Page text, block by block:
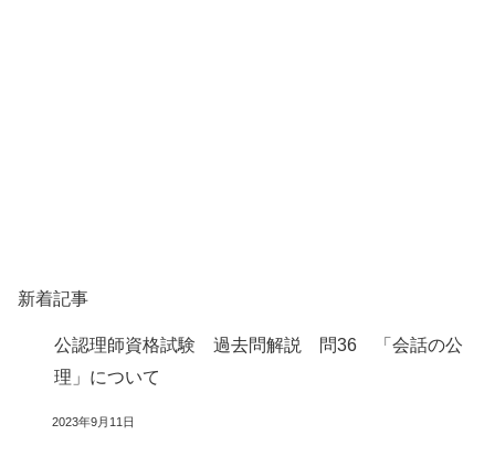
新着記事
公認理師資格試験 過去問解説 問36 「会話の公
理」について
2023年9月11日